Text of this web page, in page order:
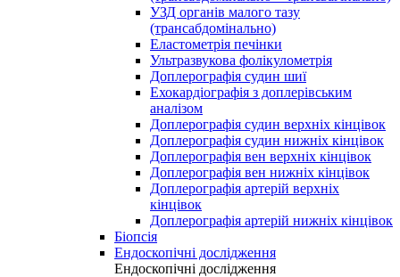
УЗД органів малого тазу
(трансабдомінально)
Еластометрія печінки
Ультразвукова фолікулометрія
Доплерографія судин шиї
Ехокардіографія з доплерівським
аналізом
Доплерографія судин верхніх кінцівок
Доплерографія судин нижніх кінцівок
Доплерографія вен верхніх кінцівок
Доплерографія вен нижніх кінцівок
Доплерографія артерій верхніх
кінцівок
Доплерографія артерій нижніх кінцівок
Біопсія
Ендоскопічні дослідження
Ендоскопічні дослідження